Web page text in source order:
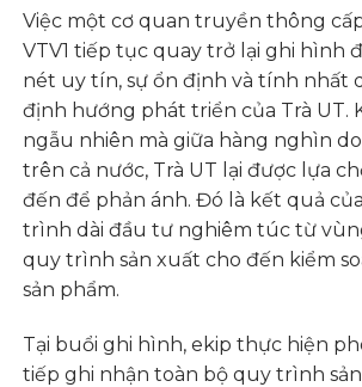
Việc một cơ quan truyền thông
VTV1 tiếp tục quay trở lại ghi hình
nét uy tín, sự ổn định và tính nhất
định hướng phát triển của Trà UT.
ngẫu nhiên mà giữa hàng nghìn
trên cả nước, Trà UT lại được lựa
đến để phản ánh. Đó là kết quả
trình dài đầu tư nghiêm túc từ
quy trình sản xuất cho đến kiểm
sản phẩm.
Tại buổi ghi hình, ekip thực hiện
tiếp ghi nhận toàn bộ quy trình